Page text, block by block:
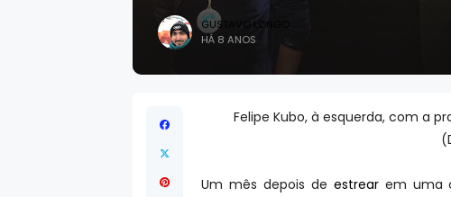
GUSTAVO LONGO
HÁ 8 ANOS
Felipe Kubo, à esquerda, com a
Um mês depois de estrearem uma